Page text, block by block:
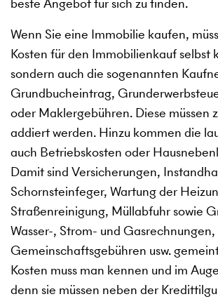
Wenn Sie eine Immobilie kaufen,
Kosten für den Immobilienkauf selbst
sondern auch die sogenannten
Grundbucheintrag,
oder Maklergebühren. Diese müssen
addiert werden. Hinzu kommen die
auch Betriebskosten oder
Damit sind Versicherungen,
Schornsteinfeger, Wartung der
Straßenreinigung, Müllabfuhr sowie
Wasser-, Strom- und Gasrechnungen,
Gemeinschaftsgebühren usw.
Kosten muss man kennen und im
denn sie müssen neben der